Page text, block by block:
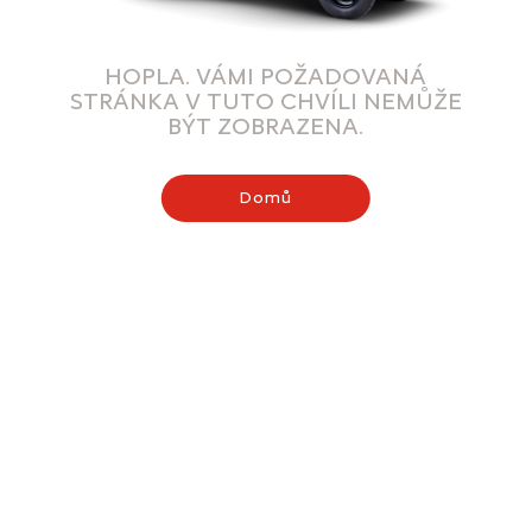
HOPLA. VÁMI POŽADOVANÁ
STRÁNKA V TUTO CHVÍLI NEMŮŽE
BÝT ZOBRAZENA.
Domů